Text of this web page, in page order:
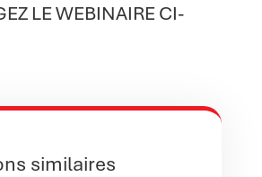
LE WEBINAIRE CI-
similaires